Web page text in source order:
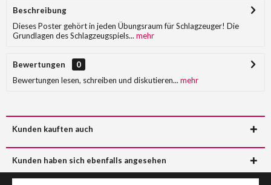
Beschreibung
Dieses Poster gehört in jeden Übungsraum für Schlagzeuger! Die
Grundlagen des Schlagzeugspiels... mehr
Bewertungen
0
Bewertungen lesen, schreiben und diskutieren... mehr
Kunden kauften auch
Kunden haben sich ebenfalls angesehen